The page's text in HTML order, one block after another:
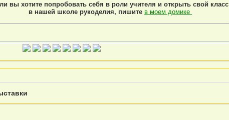
вы хотите попробовать себя в роли учителя и открыть свой класс
в нашей школе рукоделия, пишите в моем домике